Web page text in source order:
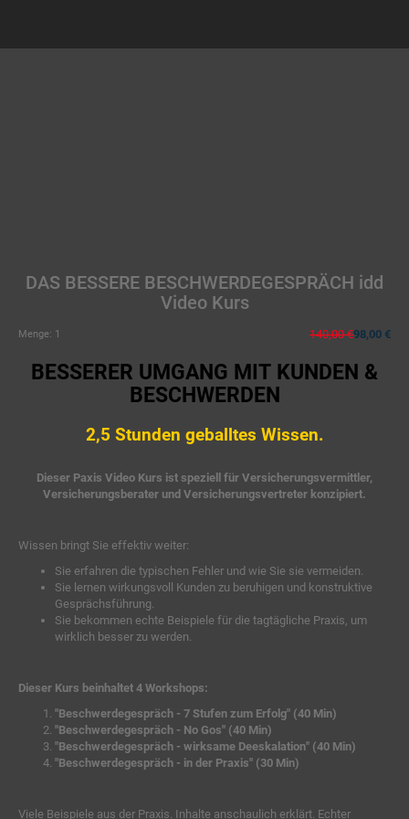
DAS BESSERE BESCHWERDEGESPRÄCH idd
Video Kurs
Menge: 1 140,00 €98,00 €
BESSERER UMGANG MIT KUNDEN &
BESCHWERDEN
2,5 Stunden geballtes Wissen.
Dieser Paxis Video Kurs ist speziell für Versicherungsvermittler,
Versicherungsberater und Versicherungsvertreter konzipiert.
Wissen bringt Sie effektiv weiter:
Sie erfahren die typischen Fehler und wie Sie sie vermeiden.
Sie lernen wirkungsvoll Kunden zu beruhigen und konstruktive
Gesprächsführung.
Sie bekommen echte Beispiele für die tagtägliche Praxis, um
wirklich besser zu werden.
Dieser Kurs beinhaltet 4 Workshops:
"Beschwerdegespräch - 7 Stufen zum Erfolg" (40 Min)
"Beschwerdegespräch - No Gos" (40 Min)
"Beschwerdegespräch - wirksame Deeskalation" (40 Min)
"Beschwerdegespräch - in der Praxis" (30 Min)
Viele Beispiele aus der Praxis. Inhalte anschaulich erklärt. Echter